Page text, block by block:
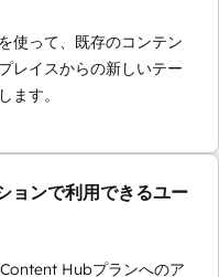
を使って、既存のコンテン
レイスからの新しいテー
ます。
ンで利用できるユー
Hubプランへのア